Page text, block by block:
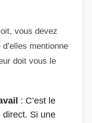
vous devez
mentionne
doit vous le
: C’est le
direct. Si une